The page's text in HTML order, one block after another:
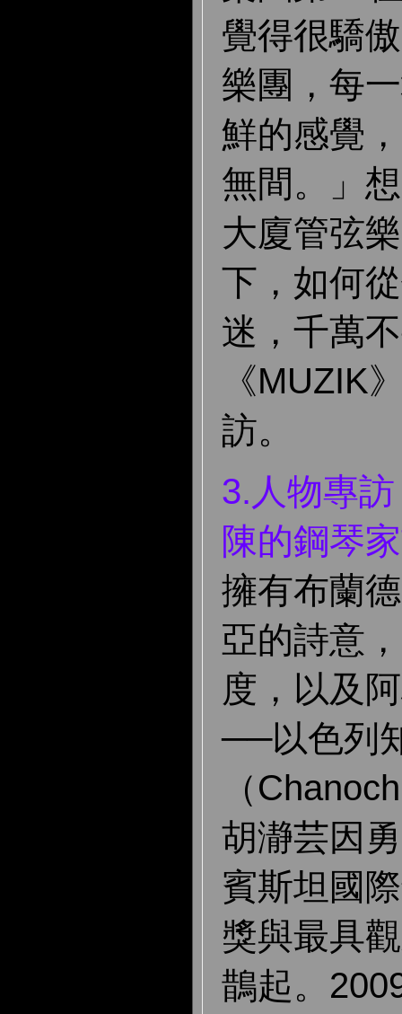
覺得很驕
樂團，每
鮮的感覺
無間。」
大廈管弦
下，如何
迷，千萬
《MUZIK
訪。
3.人物專
陳的鋼琴
擁有布蘭
亞的詩意
度，以及
──以色列
（
胡瀞芸因
賓斯坦國
獎與最具
鵲起。